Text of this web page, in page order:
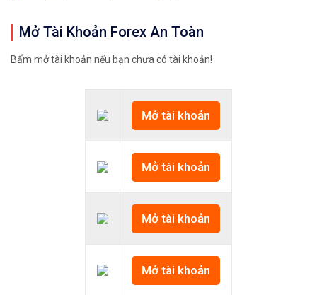
Mở Tài Khoản Forex An Toàn
Bấm mở tài khoản nếu bạn chưa có tài khoản!
Mở tài khoản
Mở tài khoản
Mở tài khoản
Mở tài khoản